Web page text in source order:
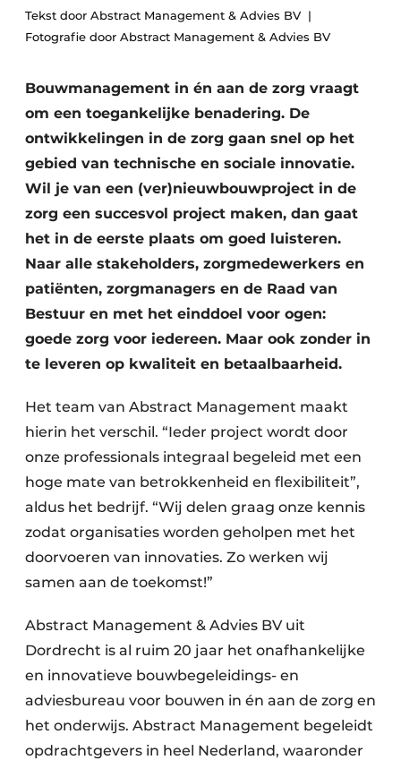
Podcasts
Privacy / Cookie statement
Vacatures
Video’s
Privéklinieken
Tekst door Abstract Management & Advies BV
Fotografie door Abstract Management & Advies BV
Bouwmanagement in én aan de zorg vraagt
om een toegankelijke benadering. De
ontwikkelingen in de zorg gaan snel op het
gebied van technische en sociale innovatie.
Wil je van een (ver)nieuwbouwproject in de
zorg een succesvol project maken, dan gaat
het in de eerste plaats om goed luisteren.
Naar alle stakeholders, zorgmedewerkers en
patiënten, zorgmanagers en de Raad van
Bestuur en met het einddoel voor ogen:
goede zorg voor iedereen. Maar ook zonder in
te leveren op kwaliteit en betaalbaarheid.
Het team van Abstract Management maakt
hierin het verschil. “Ieder project wordt door
onze professionals integraal begeleid met een
hoge mate van betrokkenheid en flexibiliteit”,
aldus het bedrijf. “Wij delen graag onze kennis
zodat organisaties worden geholpen met het
doorvoeren van innovaties. Zo werken wij
samen aan de toekomst!”
Abstract Management & Advies BV uit
Dordrecht is al ruim 20 jaar het onafhankelijke
en innovatieve bouwbegeleidings- en
adviesbureau voor bouwen in én aan de zorg en
het onderwijs. Abstract Management begeleidt
opdrachtgevers in heel Nederland, waaronder